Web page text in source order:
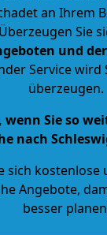
an Ihrem
Sie
und
Service wird
überzeugen.
wenn Sie so
nach
sich
Angebote,
besser